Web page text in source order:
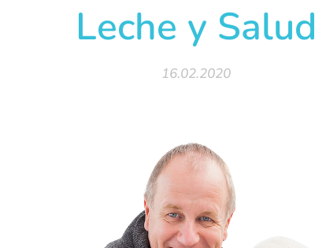
Leche y Salud
16.02.2020